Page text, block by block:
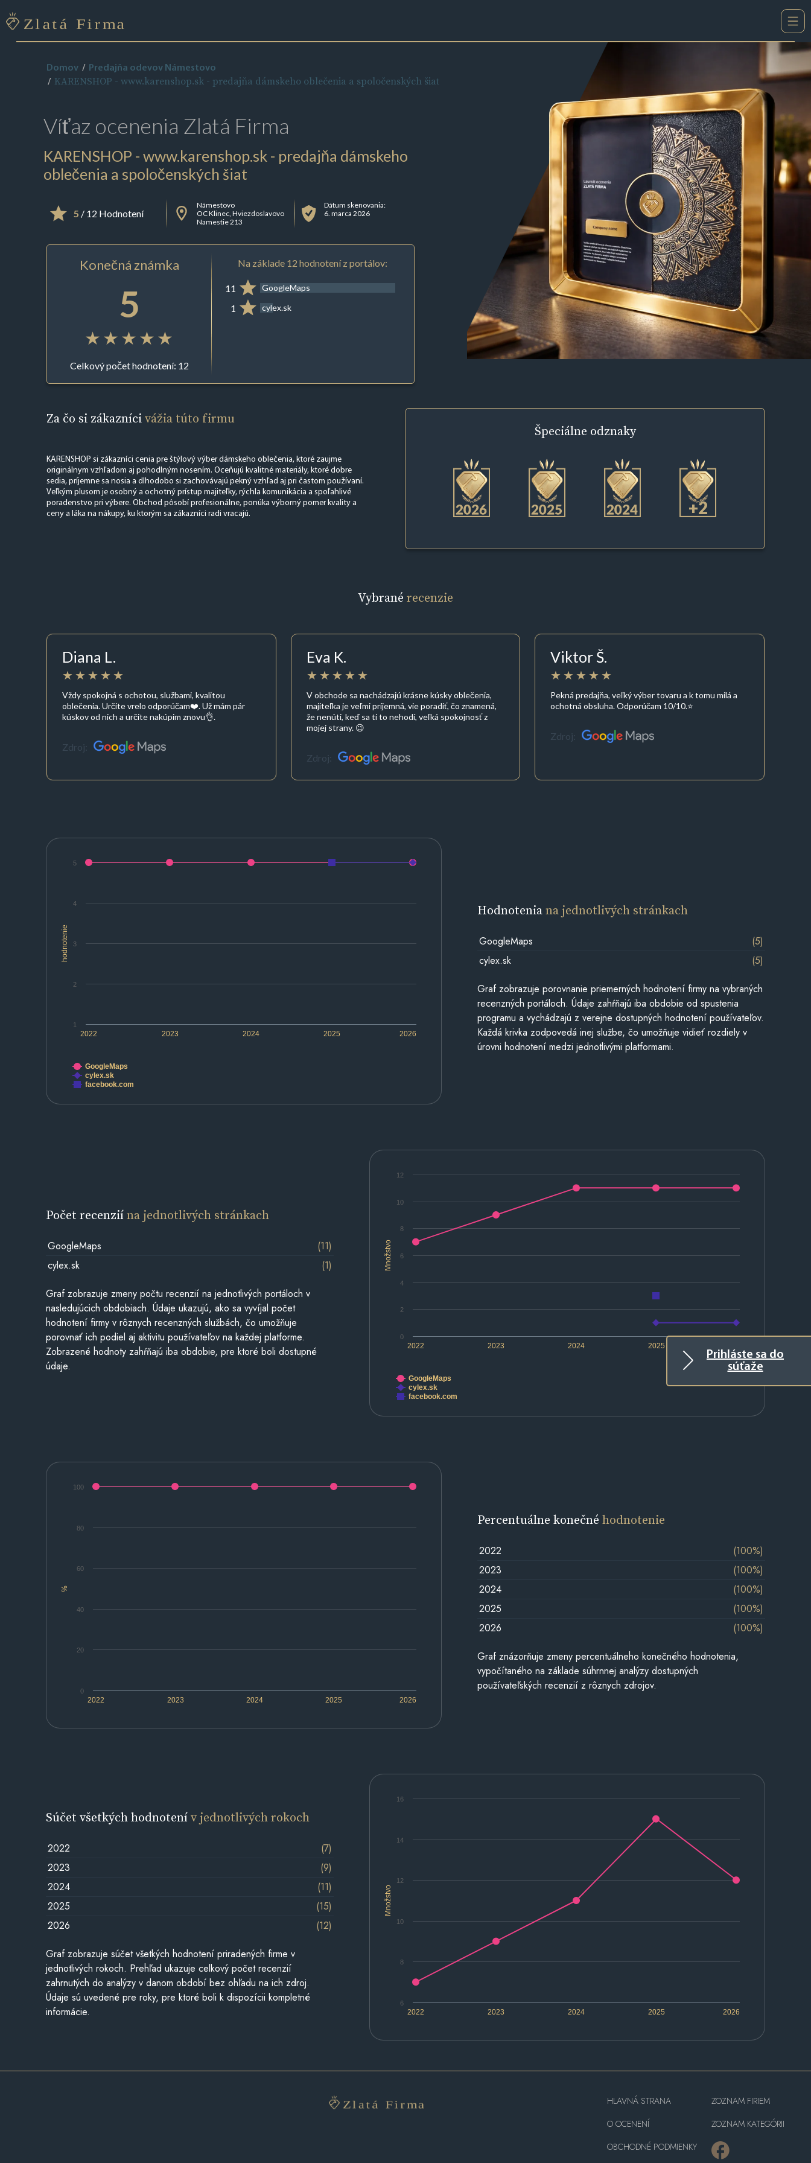
Prihláste sa do
súťaže
Domov Predajňa odevov Námestovo
KARENSHOP - www.karenshop.sk - predajňa dámskeho oblečenia a spoločenských šiat
Víťaz ocenenia Zlatá Firma
KARENSHOP - www.karenshop.sk - predajňa dámskeho
oblečenia a spoločenských šiat
5 / 12 Hodnotení
Námestovo
OC Klinec, Hviezdoslavovo
Namestie 213
Dátum skenovania:
6. marca 2026
Konečná známka
5
Celkový počet hodnotení: 12
Na základe 12 hodnotení z portálov:
11 GoogleMaps
1 cylex.sk
Za čo si zákaznícivážia túto firmu
KARENSHOP si zákazníci cenia pre štýlový výber dámskeho oblečenia, ktoré zaujme
originálnym vzhľadom aj pohodlným nosením. Oceňujú kvalitné materiály, ktoré dobre
sedia, príjemne sa nosia a dlhodobo si zachovávajú pekný vzhľad aj pri častom používaní.
Veľkým plusom je osobný a ochotný prístup majiteľky, rýchla komunikácia a spoľahlivé
poradenstvo pri výbere. Obchod pôsobí profesionálne, ponúka výborný pomer kvality a
ceny a láka na nákupy, ku ktorým sa zákazníci radi vracajú.
Špeciálne odznaky
+2
Vybrané recenzie
Diana L.
Vždy spokojná s ochotou, službami, kvalitou
oblečenia. Určite vrelo odporúčam❤️. Už mám pár
kúskov od nich a určite nakúpim znovu👌.
Zdroj:
Eva K.
V obchode sa nachádzajú krásne kúsky oblečenia,
majiteľka je veľmi príjemná, vie poradiť, čo znamená,
že nenúti, keď sa ti to nehodí, veľká spokojnosť z
mojej strany. 😉
Zdroj:
Viktor Š.
Pekná predajňa, veľký výber tovaru a k tomu milá a
ochotná obsluha. Odporúčam 10/10.⭐️
Zdroj:
hodnotenie
2022 2023 2024 2025 2026
1
2
3
4
5
GoogleMaps
cylex.sk
facebook.com
Hodnoteniana jednotlivých stránkach
GoogleMaps
(5)
cylex.sk
(5)
Graf zobrazuje porovnanie priemerných hodnotení firmy na vybraných
recenzných portáloch. Údaje zahŕňajú iba obdobie od spustenia
programu a vychádzajú z verejne dostupných hodnotení používateľov.
Každá krivka zodpovedá inej službe, čo umožňuje vidieť rozdiely v
úrovni hodnotení medzi jednotlivými platformami.
Množstvo
2022 2023 2024 2025
0
2
4
6
8
10
12
GoogleMaps
cylex.sk
facebook.com
Počet recenziína jednotlivých stránkach
GoogleMaps
(11)
cylex.sk
(1)
Graf zobrazuje zmeny počtu recenzií na jednotlivých portáloch v
nasledujúcich obdobiach. Údaje ukazujú, ako sa vyvíjal počet
hodnotení firmy v rôznych recenzných službách, čo umožňuje
porovnať ich podiel aj aktivitu používateľov na každej platforme.
Zobrazené hodnoty zahŕňajú iba obdobie, pre ktoré boli dostupné
údaje.
%
2022 2023 2024 2025 2026
0
20
40
60
80
100
Percentuálne konečnéhodnotenie
2022
(100%)
2023
(100%)
2024
(100%)
2025
(100%)
2026
(100%)
Graf znázorňuje zmeny percentuálneho konečného hodnotenia,
vypočítaného na základe súhrnnej analýzy dostupných
používateľských recenzií z rôznych zdrojov.
Množstvo
2022 2023 2024 2025 2026
6
8
10
12
14
16
Súčet všetkých hodnotenív jednotlivých rokoch
2022
(7)
2023
(9)
2024
(11)
2025
(15)
2026
(12)
Graf zobrazuje súčet všetkých hodnotení priradených firme v
jednotlivých rokoch. Prehľad ukazuje celkový počet recenzií
zahrnutých do analýzy v danom období bez ohľadu na ich zdroj.
Údaje sú uvedené pre roky, pre ktoré boli k dispozícii kompletné
informácie.
HLAVNÁ STRANA
O OCENENÍ
OBCHODNÉ PODMIENKY
ZOZNAM FIRIEM
ZOZNAM KATEGÓRII